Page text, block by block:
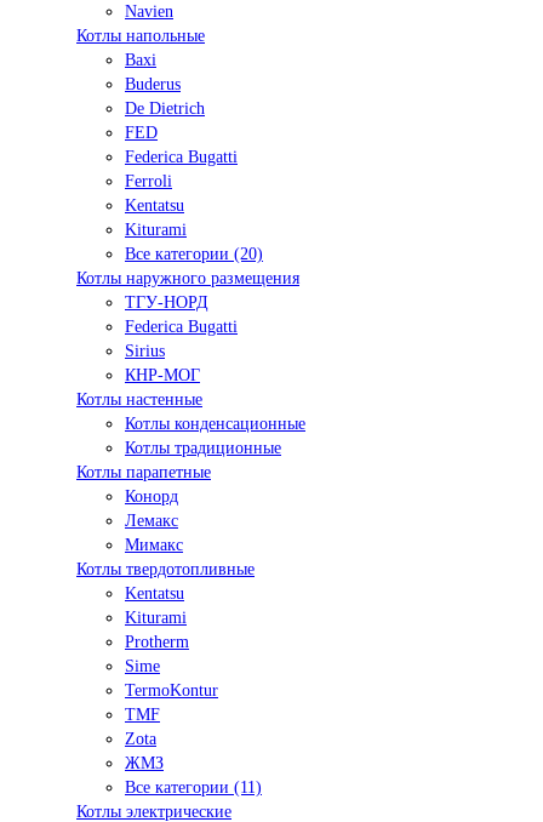
Navien
Котлы напольные
Baxi
Buderus
De Dietrich
FED
Federica Bugatti
Ferroli
Kentatsu
Kiturami
Все категории (20)
Котлы наружного размещения
ТГУ-НОРД
Federica Bugatti
Sirius
КНР-МОГ
Котлы настенные
Котлы конденсационные
Котлы традиционные
Котлы парапетные
Конорд
Лемакс
Мимакс
Котлы твердотопливные
Kentatsu
Kiturami
Protherm
Sime
TermoKontur
TMF
Zota
ЖМЗ
Все категории (11)
Котлы электрические